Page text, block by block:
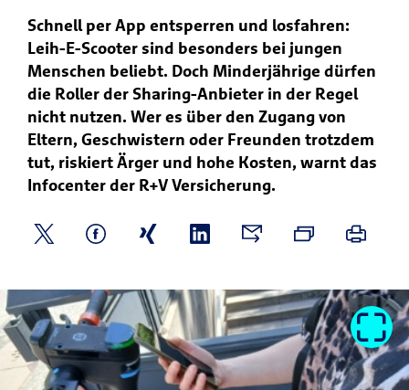
Karriere
Jobsuche
Schnell per App entsperren und losfahren:
Leih-E-Scooter sind besonders bei jungen
Menschen beliebt. Doch Minderjährige dürfen
die Roller der Sharing-Anbieter in der Regel
nicht nutzen. Wer es über den Zugang von
Eltern, Geschwistern oder Freunden trotzdem
tut, riskiert Ärger und hohe Kosten, warnt das
Infocenter der R+V Versicherung.